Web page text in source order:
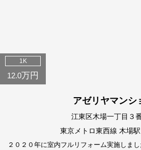
1K
12.0万円
アゼリヤマンシ
江東区木場一丁目３
東京メトロ東西線 木場
２０２０年に室内フルリフォーム実施しまし